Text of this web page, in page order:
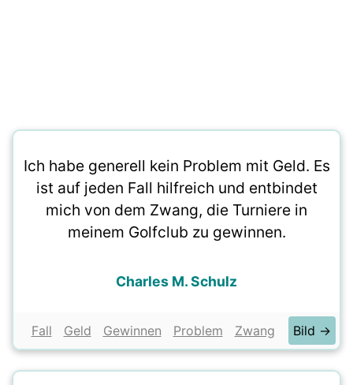
Ich habe generell kein Problem mit Geld. Es
ist auf jeden Fall hilfreich und entbindet
mich von dem Zwang, die Turniere in
meinem Golfclub zu gewinnen.
Charles M. Schulz
Fall Geld Gewinnen Problem Zwang Bild →